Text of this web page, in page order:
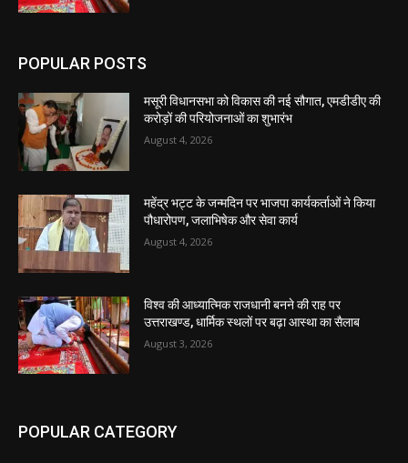
POPULAR POSTS
मसूरी विधानसभा को विकास की नई सौगात, एमडीडीए की
करोड़ों की परियोजनाओं का शुभारंभ
August 4, 2026
महेंद्र भट्ट के जन्मदिन पर भाजपा कार्यकर्ताओं ने किया
पौधारोपण, जलाभिषेक और सेवा कार्य
August 4, 2026
विश्व की आध्यात्मिक राजधानी बनने की राह पर
उत्तराखण्ड, धार्मिक स्थलों पर बढ़ा आस्था का सैलाब
August 3, 2026
POPULAR CATEGORY